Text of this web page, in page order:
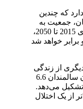
که چندین
جمعیت به
سرعت در حال پیر شدن است. بین سال‌های 2015 تا 2050،
دو برابر خواهد شد
از زندگی
مهم است. اختلالات روانی و عصبی در میان سالمندان 6.6
تشکیل می‌دهد.
60 سال و بالاتر از یک اختلال